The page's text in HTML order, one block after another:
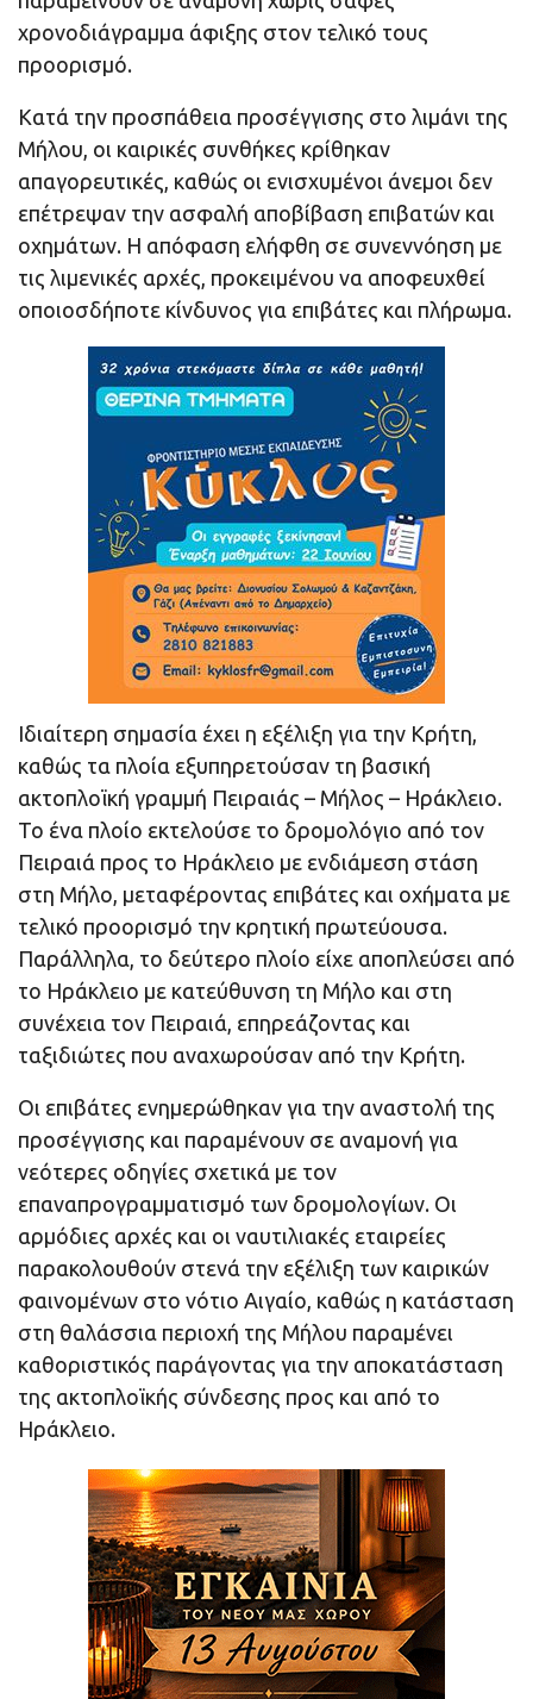
χρονοδιάγραμμα άφιξης στον τελικό τους
προορισμό.
Κατά την προσπάθεια προσέγγισης στο λιμάνι της
Μήλου, οι καιρικές συνθήκες κρίθηκαν
απαγορευτικές, καθώς οι ενισχυμένοι άνεμοι δεν
επέτρεψαν την ασφαλή αποβίβαση επιβατών και
οχημάτων. Η απόφαση ελήφθη σε συνεννόηση με
τις λιμενικές αρχές, προκειμένου να αποφευχθεί
οποιοσδήποτε κίνδυνος για επιβάτες και πλήρωμα.
Ιδιαίτερη σημασία έχει η εξέλιξη για την Κρήτη,
καθώς τα πλοία εξυπηρετούσαν τη βασική
ακτοπλοϊκή γραμμή Πειραιάς – Μήλος – Ηράκλειο.
Το ένα πλοίο εκτελούσε το δρομολόγιο από τον
Πειραιά προς το Ηράκλειο με ενδιάμεση στάση
στη Μήλο, μεταφέροντας επιβάτες και οχήματα με
τελικό προορισμό την κρητική πρωτεύουσα.
Παράλληλα, το δεύτερο πλοίο είχε αποπλεύσει από
το Ηράκλειο με κατεύθυνση τη Μήλο και στη
συνέχεια τον Πειραιά, επηρεάζοντας και
ταξιδιώτες που αναχωρούσαν από την Κρήτη.
Οι επιβάτες ενημερώθηκαν για την αναστολή της
προσέγγισης και παραμένουν σε αναμονή για
νεότερες οδηγίες σχετικά με τον
επαναπρογραμματισμό των δρομολογίων. Οι
αρμόδιες αρχές και οι ναυτιλιακές εταιρείες
παρακολουθούν στενά την εξέλιξη των καιρικών
φαινομένων στο νότιο Αιγαίο, καθώς η κατάσταση
στη θαλάσσια περιοχή της Μήλου παραμένει
καθοριστικός παράγοντας για την αποκατάσταση
της ακτοπλοϊκής σύνδεσης προς και από το
Ηράκλειο.